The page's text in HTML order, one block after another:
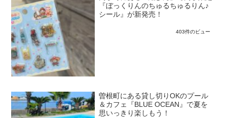
『ぼっくりんのちゅるちゅるりん♪
シール』が新発売！
403件のビュー
曽根町にある貸し切りOKのプール
＆カフェ『BLUE OCEAN』で夏を
思いっきり楽しもう！